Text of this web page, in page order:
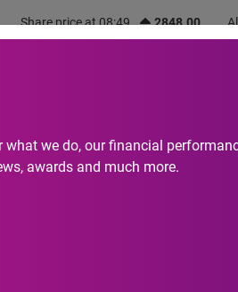
Share price at 08:49 2848.00
we do, our financial
awards and much more.
Virid
de e-mail